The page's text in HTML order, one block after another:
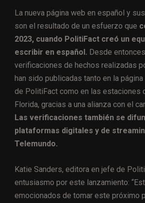
La nueva página web en español y
son el resultado de un esfuerzo que
2023, cuando PolitiFact creó un
escribir en español. Desde
verificaciones de hechos realizadas
han sido publicadas tanto en la
de PolitiFact como en las estaciones
Florida, gracias a una alianza con el
Las verificaciones también se
plataformas digitales y de
Telemundo.
Katie Sanders, editora en jefe de
entusiasmo por este lanzamiento:
emocionados de tomar este próximo